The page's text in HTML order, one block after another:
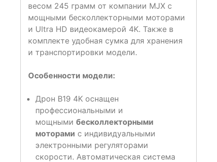
весом 245 грамм от компании MJX с
мощными бесколлекторными моторами
и Ultra HD видеокамерой 4K. Также в
комплекте удобная сумка для хранения
и транспортировки модели.
Особенности модели:
Дрон B19 4K оснащен
профессиональными и
мощными бесколлекторными
моторами с индивидуальными
электронными регуляторами
скорости. Автоматическая система